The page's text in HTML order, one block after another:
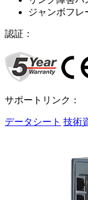
ジャンボフレ
認証：
サポートリンク：
データシート 技術